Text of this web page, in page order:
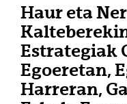
Haur eta
Estrategiak
Egoeretan,
Harreran,